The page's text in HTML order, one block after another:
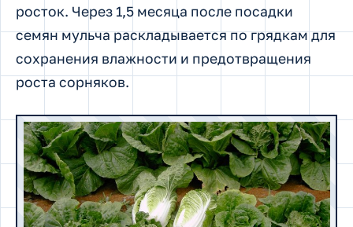
росток. Через 1,5 месяца после посадки
семян мульча раскладывается по грядкам для
сохранения влажности и предотвращения
роста сорняков.